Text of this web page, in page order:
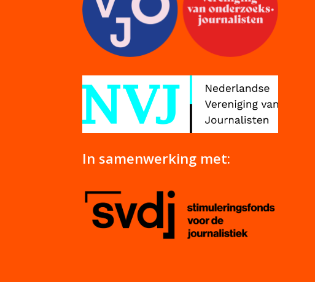
In samenwerking met: